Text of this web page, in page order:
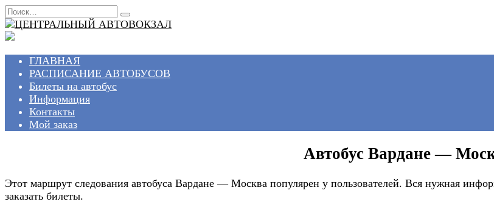
Перейти
к
содержанию
Search
for:
ГЛАВНАЯ
РАСПИСАНИЕ АВТОБУСОВ
Билеты на автобус
Информация
Контакты
Мой заказ
Автобус Вардане —
Этот маршрут следования автобуса Вардане — Москва популярен у пользователей. Вся нужная
заказать билеты.